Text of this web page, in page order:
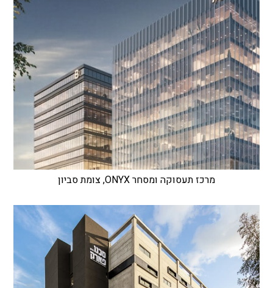
מרכז תעסוקה ומסחר ONYX, צומת סביון